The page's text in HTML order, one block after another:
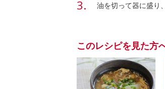
油を切って器に盛り、
このレシピを見た方